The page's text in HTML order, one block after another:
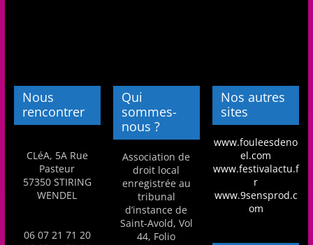
e
L
é
A
!
Nous
rencontrer
CLéA, 5A Rue
Pasteur
57350 STIRING
WENDEL
06 07 21 71 20
Qui
sommes-
nous ?
Association de
droit local
enregistrée au
tribunal
d’instance de
Saint-Avold, Vol
44, Folio
Nos autres
sites
www.fouleesdeno
el.com
www.festivalactu.f
r
www.9sensprod.c
om